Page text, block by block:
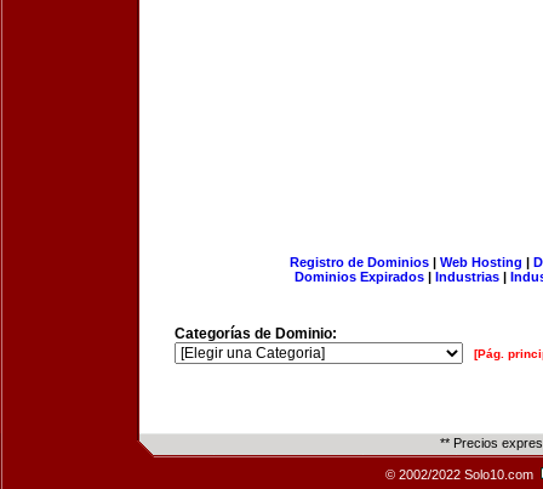
Registro de Dominios| Web Hosting |
Dominios Expirados | Industrias |
Categorías de Dominio:
[Pág.
** Precios
© 2002/2022 Solo10.com